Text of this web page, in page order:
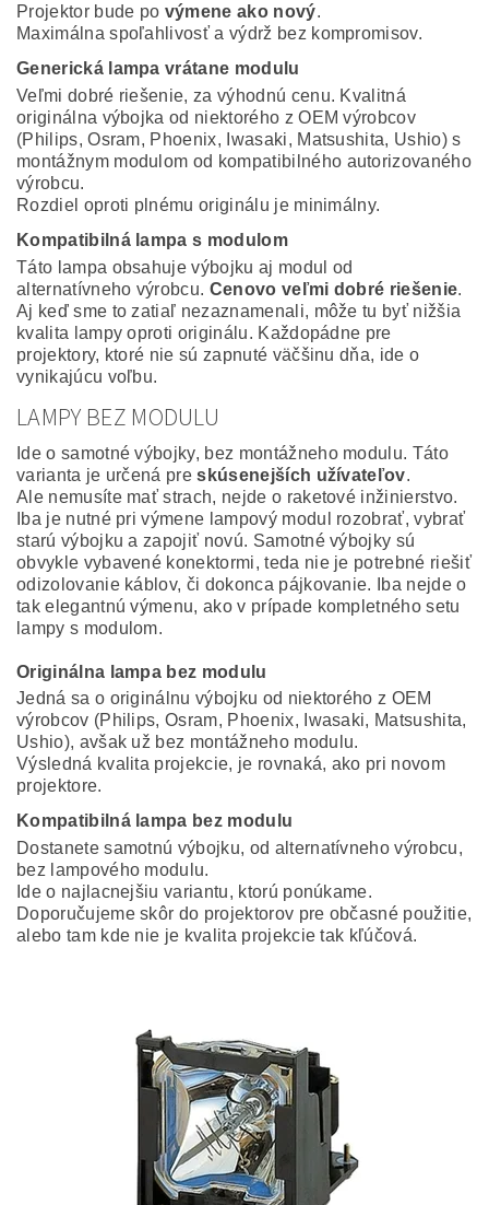
Projektor bude po výmene ako nový.
Maximálna spoľahlivosť a výdrž bez kompromisov.
Generická lampa vrátane modulu
Veľmi dobré riešenie, za výhodnú cenu. Kvalitná
originálna výbojka od niektorého z OEM výrobcov
(Philips, Osram, Phoenix, Iwasaki, Matsushita, Ushio) s
montážnym modulom od kompatibilného autorizovaného
výrobcu.
Rozdiel oproti plnému originálu je minimálny.
Kompatibilná lampa s modulom
Táto lampa obsahuje výbojku aj modul od
alternatívneho výrobcu. Cenovo veľmi dobré riešenie.
Aj keď sme to zatiaľ nezaznamenali, môže tu byť nižšia
kvalita lampy oproti originálu. Každopádne pre
projektory, ktoré nie sú zapnuté väčšinu dňa, ide o
vynikajúcu voľbu.
LAMPY BEZ MODULU
Ide o samotné výbojky, bez montážneho modulu. Táto
varianta je určená preskúsenejších užívateľov.
Ale nemusíte mať strach, nejde o raketové inžinierstvo.
Iba je nutné pri výmene lampový modul rozobrať, vybrať
starú výbojku a zapojiť novú. Samotné výbojky sú
obvykle vybavené konektormi, teda nie je potrebné riešiť
odizolovanie káblov, či dokonca pájkovanie. Iba nejde o
tak elegantnú výmenu, ako v prípade kompletného setu
lampy s modulom.
Originálna lampa bez modulu
Jedná sa o originálnu výbojku od niektorého z OEM
výrobcov (Philips, Osram, Phoenix, Iwasaki, Matsushita,
Ushio), avšak už bez montážneho modulu.
Výsledná kvalita projekcie, je rovnaká, ako pri novom
projektore.
Kompatibilná lampa bez modulu
Dostanete samotnú výbojku, od alternatívneho výrobcu,
bez lampového modulu.
Ide o najlacnejšiu variantu, ktorú ponúkame.
Doporučujeme skôr do projektorov pre občasné použitie,
alebo tam kde nie je kvalita projekcie tak kľúčová.